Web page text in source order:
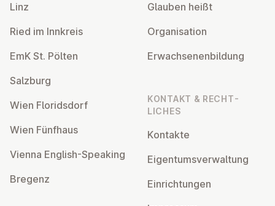
Linz
Ried im Innkreis
EmK St. Pölten
Salzburg
Wien Flor­idsdorf
Wien Fünfhaus
Vienna English-Speaking
Bregenz
Glauben heißt
Or­gan­isa­tion
Er­wach­sen­en­bildung
KONTAKT & RECHT­
LICHES
Kontakte
Ei­gentums­ver­wal­tung
Ein­rich­tun­gen